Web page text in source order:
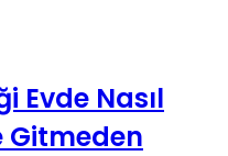
Evde Nasıl
Gitmeden